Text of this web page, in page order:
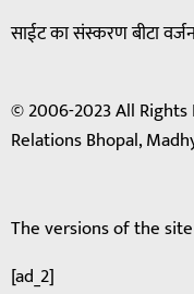
साईट का संस्करण बीटा
© 2006-2023 All
Relations Bhopal,
The versions of the
[ad_2]